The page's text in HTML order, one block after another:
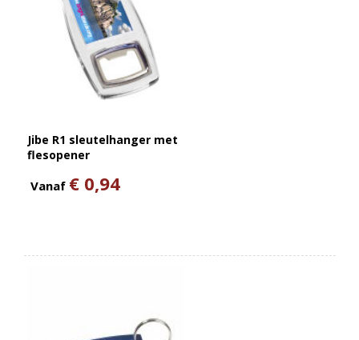
Jibe R1 sleutelhanger met
flesopener
Vanaf € 0,94